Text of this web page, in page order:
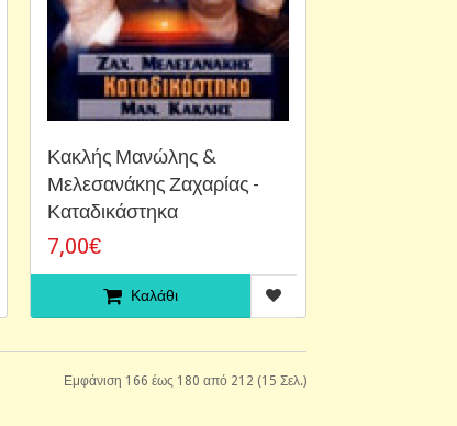
Κακλής Μανώλης &
Μελεσανάκης Ζαχαρίας -
Καταδικάστηκα
7,00€
Καλάθι
Εμφάνιση 166 έως 180 από 212 (15 Σελ.)